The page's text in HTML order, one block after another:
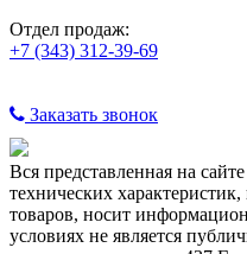
Отдел продаж:
+7 (343) 312-39-69
Заказать звонок
Вся представленная на
технических
товаров, носит
условиях не является